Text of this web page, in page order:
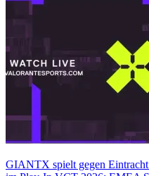
GIANTX spielt gegen